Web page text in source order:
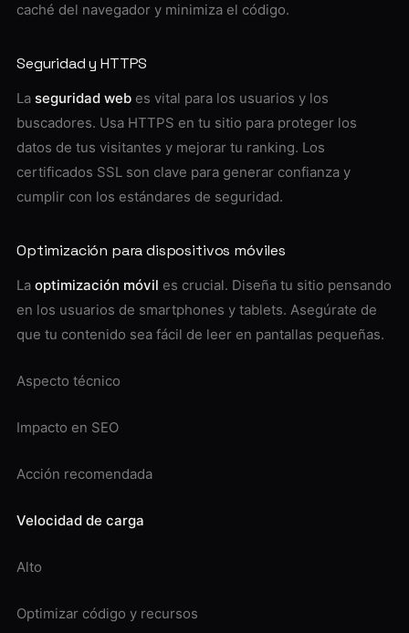
caché del navegador y minimiza el código.
Seguridad y HTTPS
La seguridad web es vital para los usuarios y los
buscadores. Usa HTTPS en tu sitio para proteger los
datos de tus visitantes y mejorar tu ranking. Los
certificados SSL son clave para generar confianza y
cumplir con los estándares de seguridad.
Optimización para dispositivos móviles
La optimización móvil es crucial. Diseña tu sitio pensando
en los usuarios de smartphones y tablets. Asegúrate de
que tu contenido sea fácil de leer en pantallas pequeñas.
Aspecto técnico
Impacto en SEO
Acción recomendada
Velocidad de carga
Alto
Optimizar código y recursos